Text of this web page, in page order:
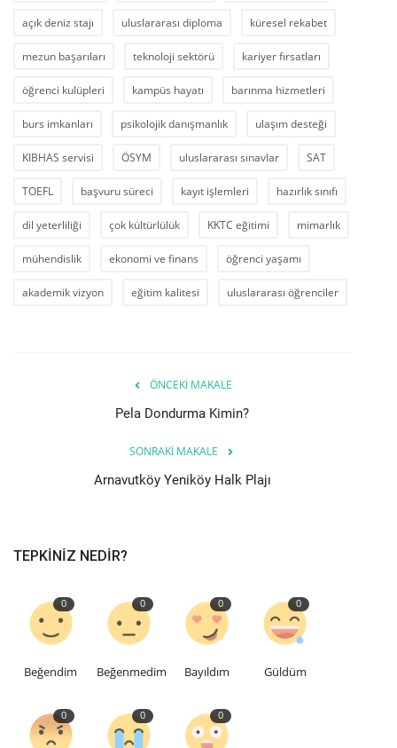
açık deniz stajı uluslararası diploma küresel rekabet
mezun başarıları teknoloji sektörü kariyer fırsatları
öğrenci kulüpleri kampüs hayatı barınma hizmetleri
burs imkanları psikolojik danışmanlık ulaşım desteği
KIBHAS servisi ÖSYM uluslararası sınavlar SAT
TOEFL başvuru süreci kayıt işlemleri hazırlık sınıfı
dil yeterliliği çok kültürlülük KKTC eğitimi mimarlık
mühendislik ekonomi ve finans öğrenci yaşamı
akademik vizyon eğitim kalitesi uluslararası öğrenciler
ÖNCEKI MAKALE
Pela Dondurma Kimin?
SONRAKI MAKALE
Arnavutköy Yeniköy Halk Plajı
TEPKINIZ NEDIR?
0
Beğendim
0
Beğenmedim
0
Bayıldım
0
Güldüm
0 0 0